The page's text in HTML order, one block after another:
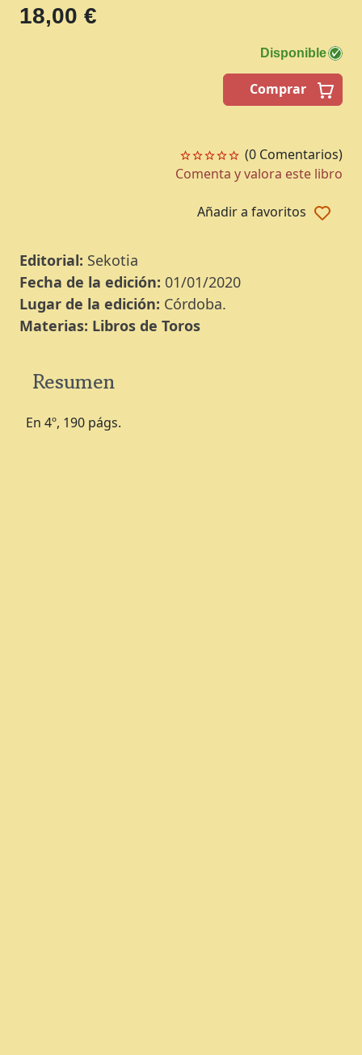
18,00 €
Disponible
Comprar
(0 Comentarios)
Comenta y valora este libro
Añadir a favoritos
Editorial: Sekotia
Fecha de la edición: 01/01/2020
Lugar de la edición: Córdoba.
Materias: Libros de Toros
Resumen
En 4º, 190 págs.